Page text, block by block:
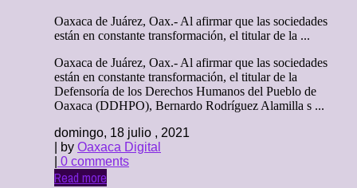
Oaxaca de Juárez, Oax.- Al afirmar que las sociedades
están en constante transformación, el titular de la ...
Oaxaca de Juárez, Oax.- Al afirmar que las sociedades
están en constante transformación, el titular de la
Defensoría de los Derechos Humanos del Pueblo de
Oaxaca (DDHPO), Bernardo Rodríguez Alamilla s ...
domingo, 18 julio , 2021
| by Oaxaca Digital
0 comments
Read more